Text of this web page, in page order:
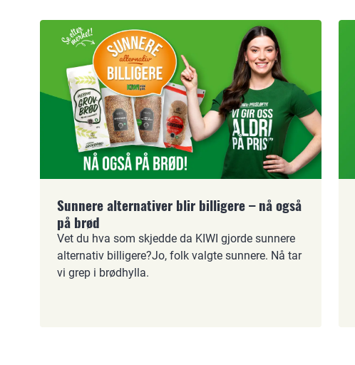
Sunnere alternativer blir billigere – nå også
på brød
Vet du hva som skjedde da KIWI gjorde sunnere
alternativ billigere?Jo, folk valgte sunnere. Nå tar
vi grep i brødhylla.